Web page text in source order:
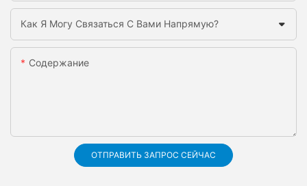
Как Я Могу Связаться С Вами Напрямую?
Содержание
ОТПРАВИТЬ ЗАПРОС СЕЙЧАС